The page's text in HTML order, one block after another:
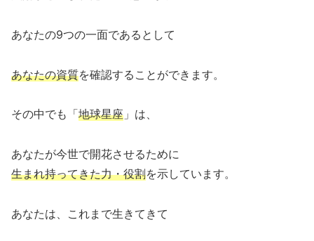
あなたの9つの一面であるとして
あなたの資質を確認することができます。
その中でも「地球星座 」は、
あなたが今世で開花させるために
生まれ持ってきた力・役割を示しています。
あなたは、これまで生きてきて